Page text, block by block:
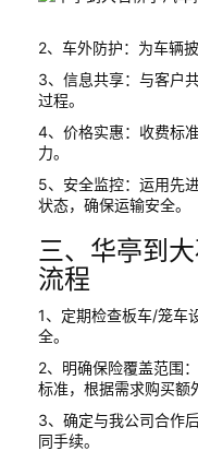
2、车外防护：为车辆
3、信息共享：与客户
过程。
4、价格实惠：收费标
力。
5、安全监控：运用先
状态，确保运输安全。
三、华亭到
流程
1、定期检查板车/笼车
全。
2、明确保险覆盖范围
标准，根据需求购买额
3、确定与我公司合作
同手续。